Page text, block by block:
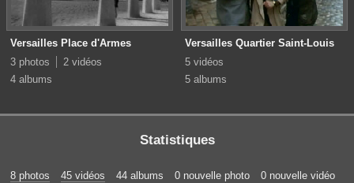
Versailles Place d'Armes
3 photos
2 vidéos
4 albums
Versailles Quartier Saint-Louis
5 vidéos
5 albums
Statistiques
8 photos 45 vidéos 44 albums 0 nouvelle photo 0 nouvelle vidéo